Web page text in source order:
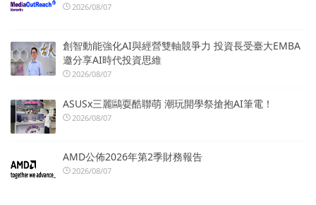
2026/08/07
創智動能強化AI與經營雙軸競爭力 投資長受臺大EMBA
邀分享AI時代投資思維
2026/08/07
ASUSx三麗鷗耍酷聯萌 潮玩開學祭搶抱AI筆電！
2026/08/07
AMD公佈2026年第2季財務報告
2026/08/07